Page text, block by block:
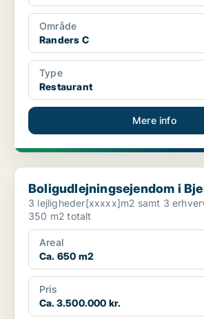
Område
Randers C
Type
Restaurant
Mere info
Boligudlejningsejendom i Bjerringbro
Boligudlejningsejendom i
3 lejligheder[xxxxx]m2 samt 3
350 m2 totalt
Areal
Ca. 650 m2
Pris
Ca. 3.500.000 kr.